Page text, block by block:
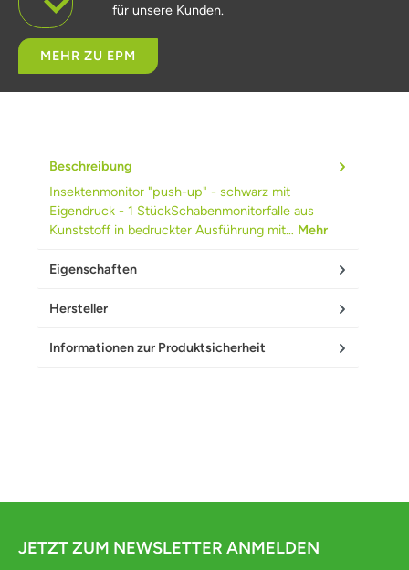
für unsere Kunden.
MEHR ZU EPM
Beschreibung
Insektenmonitor "push-up" - schwarz mit
Eigendruck - 1 StückSchabenmonitorfalle aus
Kunststoff in bedruckter Ausführung mit… Mehr
Eigenschaften
Hersteller
Informationen zur Produktsicherheit
JETZT ZUM NEWSLETTER ANMELDEN